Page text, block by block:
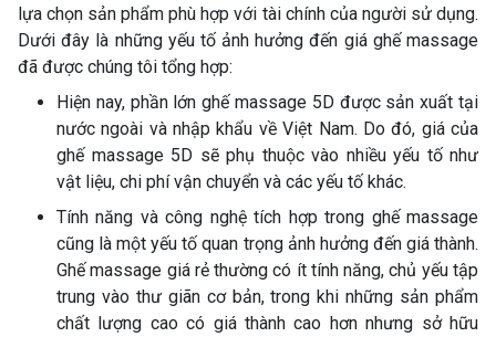
lựa chọn sản phẩm phù hợp với tài chính của người sử dụng.
Dưới đây là những yếu tố ảnh hưởng đến giá ghế massage
đã được chúng tôi tổng hợp:
Hiện nay, phần lớn ghế massage 5D được sản xuất tại
nước ngoài và nhập khẩu về Việt Nam. Do đó, giá của
ghế massage 5D sẽ phụ thuộc vào nhiều yếu tố như
vật liệu, chi phí vận chuyển và các yếu tố khác.
Tính năng và công nghệ tích hợp trong ghế massage
cũng là một yếu tố quan trọng ảnh hưởng đến giá thành.
Ghế massage giá rẻ thường có ít tính năng, chủ yếu tập
trung vào thư giãn cơ bản, trong khi những sản phẩm
chất lượng cao có giá thành cao hơn nhưng sở hữu